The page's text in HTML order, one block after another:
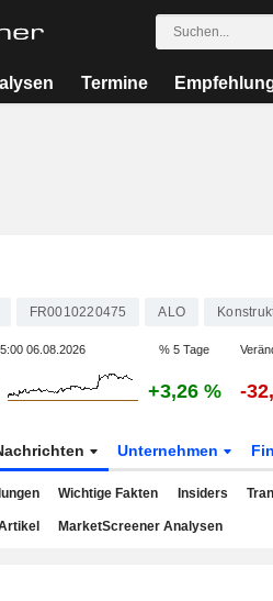
Termine
FR0010220475 ALO
06.08.2026 % 5 Tage
+3,26 % -
Unternehmen
Wichtige Fakten Insiders
MarketScreener Analysen